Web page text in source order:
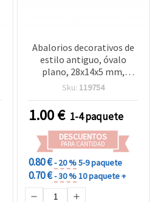
Abalorios decorativos de
estilo antiguo, óvalo
plano, 28x14x5 mm,
orificio 2,5 mm, marrón,
Sku: 119754
1.00€ 1-4 paquete
DESCUENTOS
PARA CANTIDAD
0.80 €- 20 %5-9 paquete
0.70 €- 30 %10 paquete +